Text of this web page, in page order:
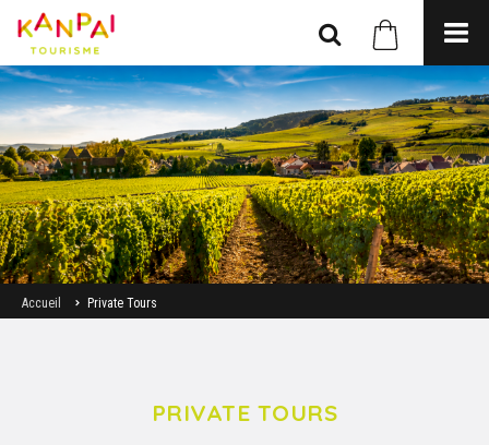
Accueil Private Tours
PRIVATE TOURS